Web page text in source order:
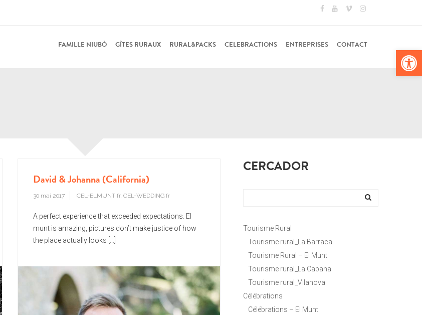
FAMILLE NIUBÒ GÎTES RURAUX RURAL&PACKS CELEBRACTIONS ENTREPRISES CONTACT
David & Johanna (California)
30 mai 2017 CEL-ELMUNT fr, CEL-WEDDING fr
A perfect experience that exceeded expectations. El
munt is amazing, pictures don’t make justice of how
the place actually looks […]
CERCADOR
Tourisme Rural
Tourisme rural_La Barraca
Tourisme Rural – El Munt
Tourisme rural_La Cabana
Tourisme rural_Vilanova
Célébrations
Célébrations – El Munt